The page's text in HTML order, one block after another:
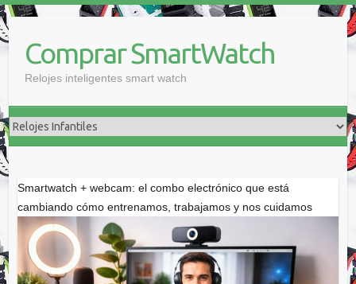
Saltar
al
contenidoComprar SmartWatch
Relojes inteligentes smart watch
Smartwatch + webcam: el combo electrónico que está
cambiando cómo entrenamos, trabajamos y nos cuidamos